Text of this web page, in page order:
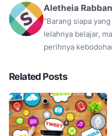
Aletheia
“Barang siapa
lelahnya belajar,
perihnya
Related Posts